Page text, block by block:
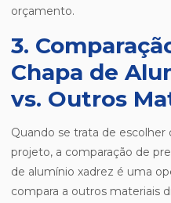
orçamento.
3.
Chapa de
vs. Outros
Quando se trata de
projeto, a comparação de
de alumínio xadrez é uma
compara a outros materiais